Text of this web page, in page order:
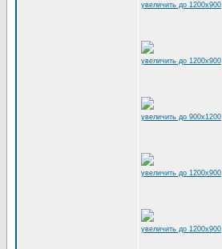
увеличить до 1200x900
увеличить до 1200x900
увеличить до 900x1200
увеличить до 1200x900
увеличить до 1200x900